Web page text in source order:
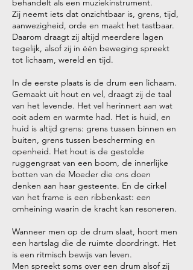
behandelt als een muziekinstrument.
Zij neemt iets dat onzichtbaar is, grens, tijd,
aanwezigheid, orde en maakt het tastbaar.
Daarom draagt zij altijd meerdere lagen
tegelijk, alsof zij in één beweging spreekt
tot lichaam, wereld en tijd.
In de eerste plaats is de drum een lichaam.
Gemaakt uit hout en vel, draagt zij de taal
van het levende. Het vel herinnert aan wat
ooit adem en warmte had. Het is huid, en
huid is altijd grens: grens tussen binnen en
buiten, grens tussen bescherming en
openheid. Het hout is de gestolde
ruggengraat van een boom, de innerlijke
botten van de Moeder die ons doen
denken aan haar gesteente. En de cirkel
van het frame is een ribbenkast: een
omheining waarin de kracht kan resoneren.
Wanneer men op de drum slaat, hoort men
een hartslag die de ruimte doordringt. Het
is een ritmisch bewijs van leven.
Men spreekt soms over een drum alsof zij